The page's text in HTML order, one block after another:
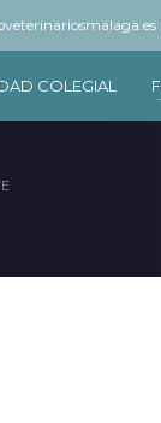
|
COLEGIAL